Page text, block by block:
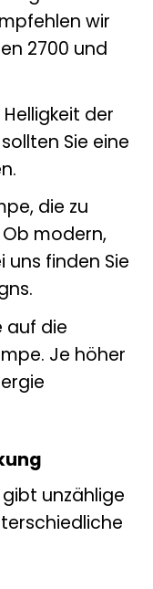
wir
2700 und
der
Sie eine
die zu
modern,
uns finden Sie
auf die
Je höher
gibt unzählige